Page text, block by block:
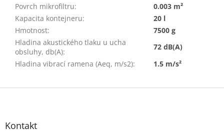
Povrch mikrofiltru:
0.003 m²
Kapacita kontejneru:
20 l
Hmotnost:
7500 g
Hladina akustického tlaku u ucha
obsluhy, db(A):
72 dB(A)
Hladina vibrací ramena (Aeq, m/s2): 1.5 m/s²
Z
Kontakt